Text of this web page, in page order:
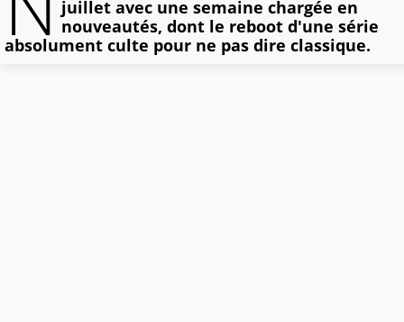
juillet avec une semaine chargée en
nouveautés, dont le reboot d'une série
absolument culte pour ne pas dire classique.